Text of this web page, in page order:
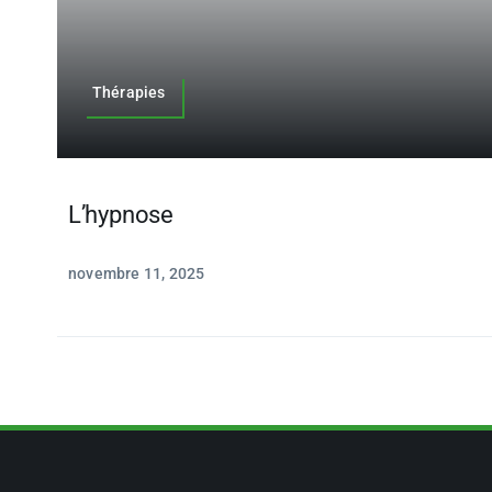
Thérapies
L’hypnose
novembre 11, 2025